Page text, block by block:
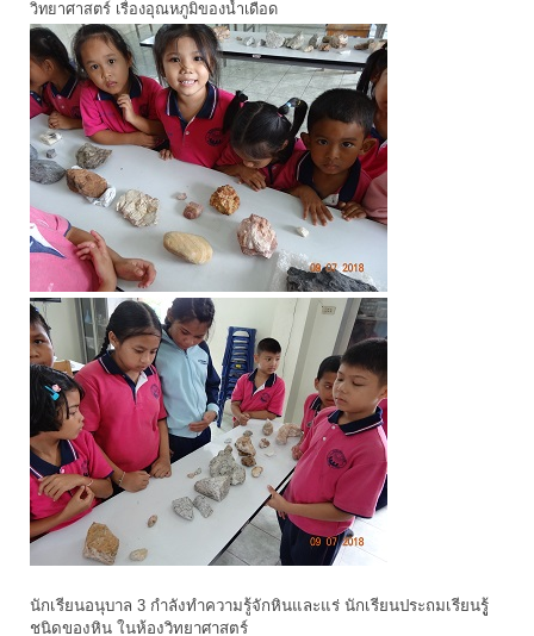
วิทยาศาสตร์ เรื่องอุณหภูมิของน้ำเดือด
นักเรียนอนุบาล 3 กำลังทำความรู้จักหินและแร่ นักเรียนประถมเรียนรูู้
ชนิดของหิน ในห้องวิทยาศาสตร์